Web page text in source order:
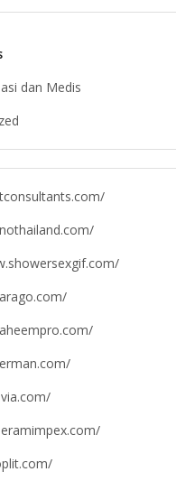
dan Medis